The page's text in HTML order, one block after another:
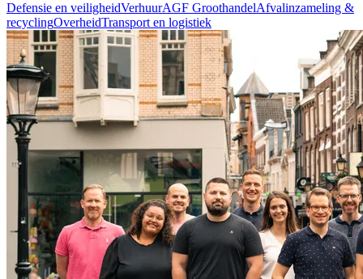
Defensie en veiligheidVerhuurAGF GroothandelAfvalinzameling &
recyclingOverheidTransport en logistiek